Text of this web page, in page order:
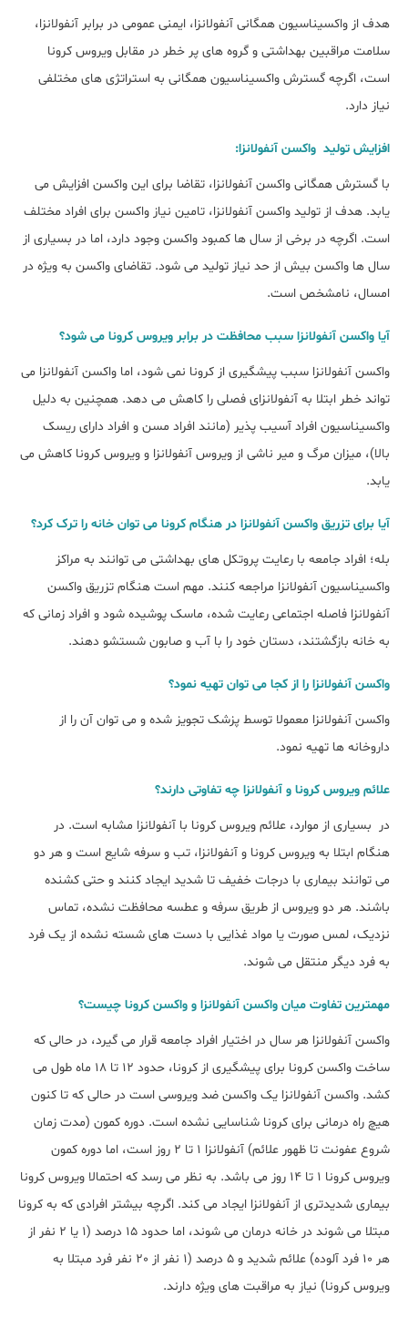
هدف از واکسیناسیون همگانی آنفولانزا، ایمنی عمومی در برابر آنفولانزا،
سلامت مراقبین بهداشتی و گروه های پر خطر در مقابل ویروس کرونا
است، اگرچه گسترش واکسیناسیون همگانی به استراتژی های مختلفی
نیاز دارد.
افزایش تولید واکسن آنفولانزا:
با گسترش همگانی واکسن آنفولانزا، تقاضا برای این واکسن افزایش می
یابد. هدف از تولید واکسن آنفولانزا، تامین نیاز واکسن برای افراد مختلف
است. اگرچه در برخی از سال ها کمبود واکسن وجود دارد، اما در بسیاری از
سال ها واکسن بیش از حد نیاز تولید می شود. تقاضای واکسن به ویژه در
امسال، نامشخص است.
آیا واکسن آنفولانزا سبب محافظت در برابر ویروس کرونا می شود؟
واکسن آنفولانزا سبب پیشگیری از کرونا نمی شود، اما واکسن آنفولانزا می
تواند خطر ابتلا به آنفولانزای فصلی را کاهش می دهد. همچنین به دلیل
واکسیناسیون افراد آسیب پذیر (مانند افراد مسن و افراد دارای ریسک
بالا)، میزان مرگ و میر ناشی از ویروس آنفولانزا و ویروس کرونا کاهش می
یابد.
آیا برای تزریق واکسن آنفولانزا در هنگام کرونا می توان خانه را ترک کرد؟
بله؛ افراد جامعه با رعایت پروتکل های بهداشتی می توانند به مراکز
واکسیناسیون آنفولانزا مراجعه کنند. مهم است هنگام تزریق واکسن
آنفولانزا فاصله اجتماعی رعایت شده، ماسک پوشیده شود و افراد زمانی که
به خانه بازگشتند، دستان خود را با آب و صابون شستشو دهند.
واکسن آنفولانزا را از کجا می توان تهیه نمود؟
واکسن آنفولانزا معمولا توسط پزشک تجویز شده و می توان آن را از
داروخانه ها تهیه نمود.
علائم ویروس کرونا و آنفولانزا چه تفاوتی دارند؟
در بسیاری از موارد، علائم ویروس کرونا با آنفولانزا مشابه است. در
هنگام ابتلا به ویروس کرونا و آنفولانزا، تب و سرفه شایع است و هر دو
می توانند بیماری با درجات خفیف تا شدید ایجاد کنند و حتی کشنده
باشند. هر دو ویروس از طریق سرفه و عطسه محافظت نشده، تماس
نزدیک، لمس صورت یا مواد غذایی با دست های شسته نشده از یک فرد
به فرد دیگر منتقل می شوند.
مهمترین تفاوت میان واکسن آنفولانزا و واکسن کرونا چیست؟
واکسن آنفولانزا هر سال در اختیار افراد جامعه قرار می گیرد، در حالی که
ساخت واکسن کرونا برای پیشگیری از کرونا، حدود 12 تا 18 ماه طول می
کشد. واکسن آنفولانزا یک واکسن ضد ویروسی است در حالی که تا کنون
هیچ راه درمانی برای کرونا شناسایی نشده است. دوره کمون (مدت زمان
شروع عفونت تا ظهور علائم) آنفولانزا 1 تا 2 روز است، اما دوره کمون
ویروس کرونا 1 تا 14 روز می باشد. به نظر می رسد که احتمالا ویروس کرونا
بیماری شدیدتری از آنفولانزا ایجاد می کند. اگرچه بیشتر افرادی که به کرونا
مبتلا می شوند در خانه درمان می شوند، اما حدود 15 درصد (1 یا 2 نفر از
هر 10 فرد آلوده) علائم شدید و 5 درصد (1 نفر از 20 نفر فرد مبتلا به
ویروس کرونا) نیاز به مراقبت های ویژه دارند.